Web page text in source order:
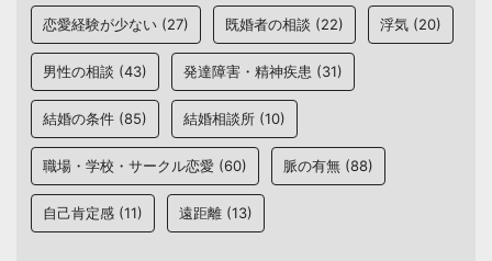
恋愛経験が少ない (27) 既婚者の相談 (22) 浮気 (20)
男性の相談 (43) 発達障害・精神疾患 (31)
結婚の条件 (85) 結婚相談所 (10)
職場・学校・サークル恋愛 (60) 脈の有無 (88)
自己肯定感 (11) 遠距離 (13)